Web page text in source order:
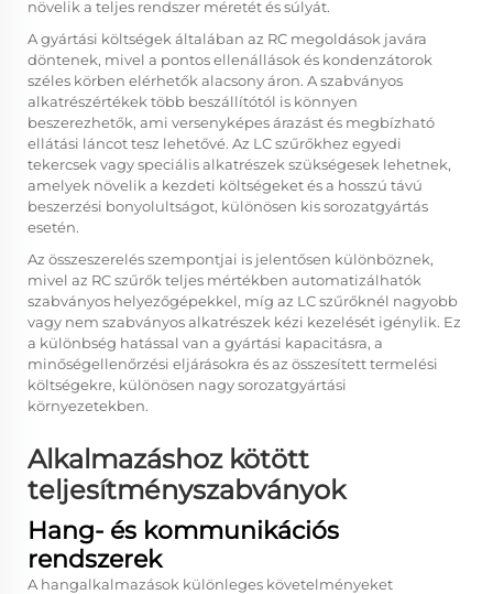
növelik a teljes rendszer méretét és súlyát.
A gyártási költségek általában az RC megoldások javára
döntenek, mivel a pontos ellenállások és kondenzátorok
széles körben elérhetők alacsony áron. A szabványos
alkatrészértékek több beszállítótól is könnyen
beszerezhetők, ami versenyképes árazást és megbízható
ellátási láncot tesz lehetővé. Az LC szűrőkhez egyedi
tekercsek vagy speciális alkatrészek szükségesek lehetnek,
amelyek növelik a kezdeti költségeket és a hosszú távú
beszerzési bonyolultságot, különösen kis sorozatgyártás
esetén.
Az összeszerelés szempontjai is jelentősen különböznek,
mivel az RC szűrők teljes mértékben automatizálhatók
szabványos helyezőgépekkel, míg az LC szűrőknél nagyobb
vagy nem szabványos alkatrészek kézi kezelését igénylik. Ez
a különbség hatással van a gyártási kapacitásra, a
minőségellenőrzési eljárásokra és az összesített termelési
költségekre, különösen nagy sorozatgyártási
környezetekben.
Alkalmazáshoz kötött
teljesítményszabványok
Hang- és kommunikációs
rendszerek
A hangalkalmazások különleges követelményeket